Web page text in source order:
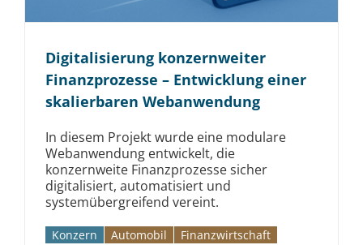
Digitalisierung konzern­weiter
Finanz­prozesse – Entwicklung einer
skalier­baren Web­anwendung
In diesem Projekt wurde eine modulare
Webanwendung entwickelt, die
konzernweite Finanzprozesse sicher
digitalisiert, automatisiert und
systemübergreifend vereint.
Konzern Automobil­­ Finanzwirtschaft